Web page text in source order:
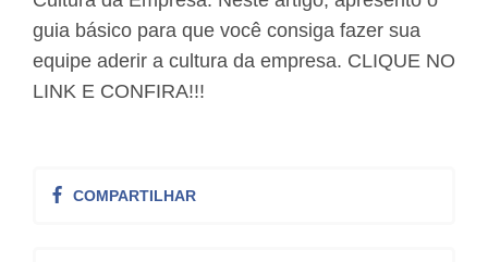
guia básico para que você consiga fazer sua
equipe aderir a cultura da empresa. CLIQUE NO
LINK E CONFIRA!!!
COMPARTILHAR